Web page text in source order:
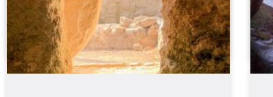
contra los desastres, el perdón de los
pecados y la vida eterna.